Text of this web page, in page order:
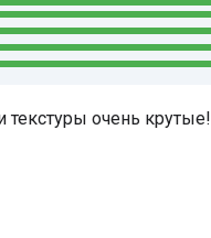
текстуры очень крутые!